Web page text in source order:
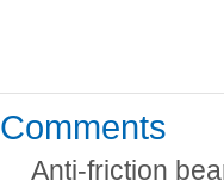
Comments
Anti-friction